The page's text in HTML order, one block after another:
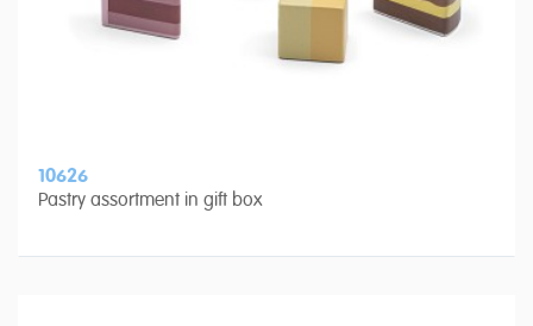
10626
Pastry assortment in gift box